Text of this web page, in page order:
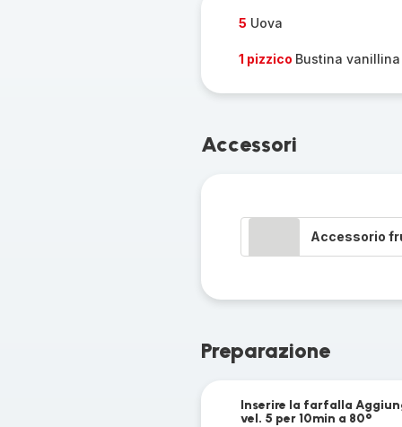
5 Uova
1 pizzico Bustina vanillina
Accessori
Accessorio
Preparazione
Inserire la farfalla
vel. 5 per 10min a 80°